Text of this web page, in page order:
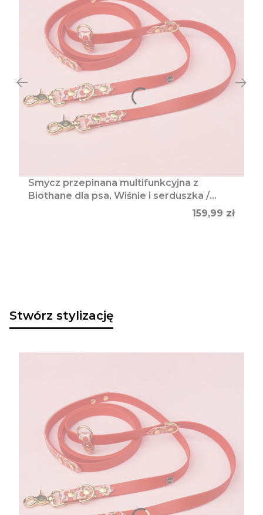
Smycz przepinana multifunkcyjna z
Biothane dla psa, Wiśnie i serduszka /
Cena
159,99 zł
Stwórz stylizację